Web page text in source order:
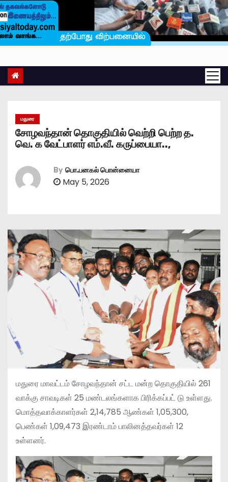
மதுரை
சோழவந்தான் தொகுதியில் வெற்றி பெற்ற த.
வெ. க வேட்பாளர் எம்.வீ. கருப்பையா..,
By பொ.பனகல் பொன்னையா
May 5, 2026
மதுரை மாவட்டம் சோழவந்தான் சட்ட மன்ற தொகுதியில் 261
வாக்கு சாவடிகள் 25 மண்டலங்களாக பிரிக்கப்பட் டு உள்ளது.
மொத்தவாக்காளர்கள் 2,14,785 ஆண்கள் 1,05,300,
பெண்கள் 1,09,473 இரண்டாம் பாலினத்தவர்கள் 12
உள்ளனர்.